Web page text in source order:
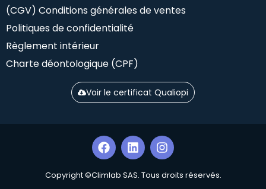
(CGV) Conditions générales de ventes
Politiques de confidentialité
Règlement intérieur
Charte déontologique (CPF)
Voir le certificat Qualiopi
Copyright ©Climlab SAS. Tous droits réservés.